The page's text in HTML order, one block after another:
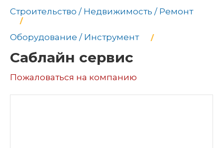
Строительство / Недвижимость / Ремонт
Оборудование / Инструмент
Саблайн сервис
Пожаловаться на компанию